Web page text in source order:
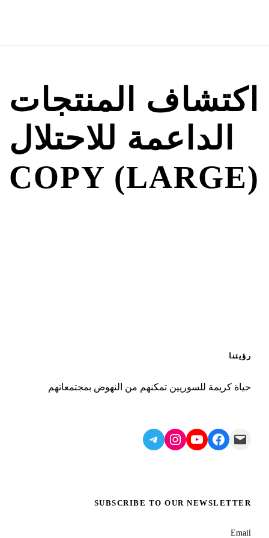
اكتشاف المنتجات
الداعمة للاحتلال
COPY (LARGE)
رؤيتنا
حياة كريمة للسوريين تمكنهم من النهوض بمجتمعاتهم
Mail
Facebook
YouTube
Instagram
Telegram
SUBSCRIBE TO OUR NEWSLETTER
Email